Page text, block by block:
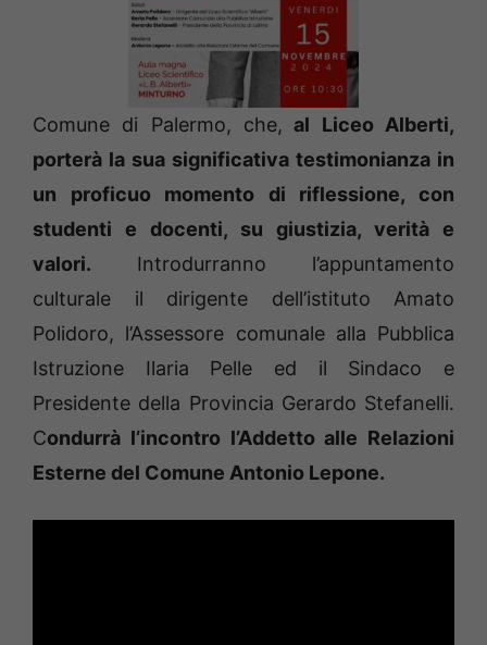
Comune di Palermo, che, al Liceo Alberti,
porterà la sua significativa testimonianza in
un proficuo momento di riflessione, con
studenti e docenti, su giustizia, verità e
valori. Introdurranno l’appuntamento
culturale il dirigente dell’istituto Amato
Polidoro, l’Assessore comunale alla Pubblica
Istruzione Ilaria Pelle ed il Sindaco e
Presidente della Provincia Gerardo Stefanelli.
Condurrà l’incontro l’Addetto alle Relazioni
Esterne del Comune Antonio Lepone.